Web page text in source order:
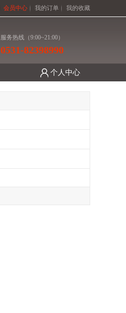
会员中心 我的订单 我的收藏
服务热线（9:00~21:00）
0531-82398990
个人中心